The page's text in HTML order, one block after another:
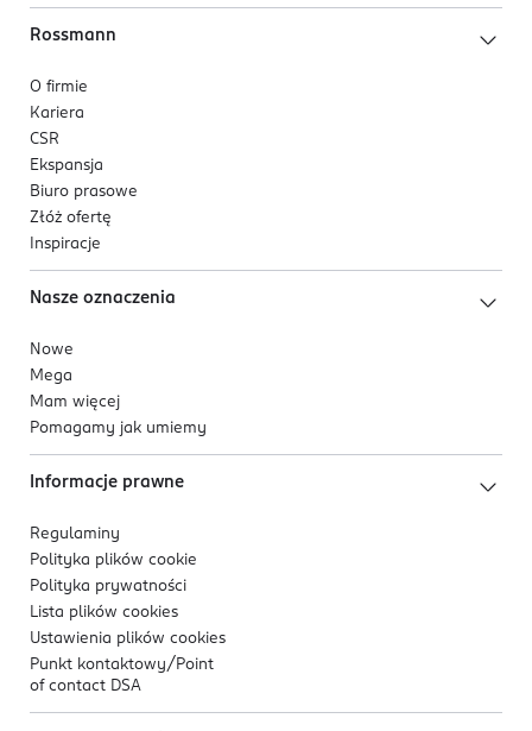
Rossmann
O firmie
Kariera
CSR
Ekspansja
Biuro prasowe
Złóż ofertę
Inspiracje
Nasze oznaczenia
Nowe
Mega
Mam więcej
Pomagamy jak umiemy
Informacje prawne
Regulaminy
Polityka plików cookie
Polityka prywatności
Lista plików cookies
Ustawienia plików cookies
Punkt kontaktowy/ Point
of contact DSA